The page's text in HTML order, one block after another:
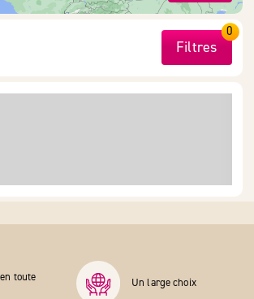
Filtres
0
toute
Un large choix